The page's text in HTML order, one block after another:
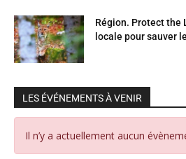
Région. Protect the
locale pour sauver
LES ÉVÉNEMENTS À VENIR
Il n’y a actuellement aucun